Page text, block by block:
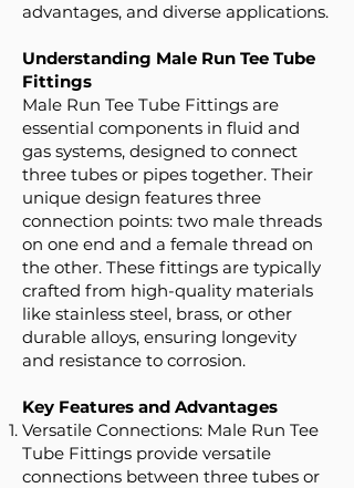
advantages, and diverse applications.
Understanding Male Run Tee Tube
Fittings
Male Run Tee Tube Fittings are
essential components in fluid and
gas systems, designed to connect
three tubes or pipes together. Their
unique design features three
connection points: two male threads
on one end and a female thread on
the other. These fittings are typically
crafted from high-quality materials
like stainless steel, brass, or other
durable alloys, ensuring longevity
and resistance to corrosion.
Key Features and Advantages
Versatile Connections: Male Run Tee
Tube Fittings provide versatile
connections between three tubes or